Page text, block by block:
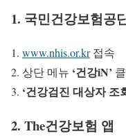
1. 국민건강보험공
www.nhis.or.kr접속
상단 메뉴 ‘건강iN’
‘건강검진 대상자 조
2. The건강보험 앱